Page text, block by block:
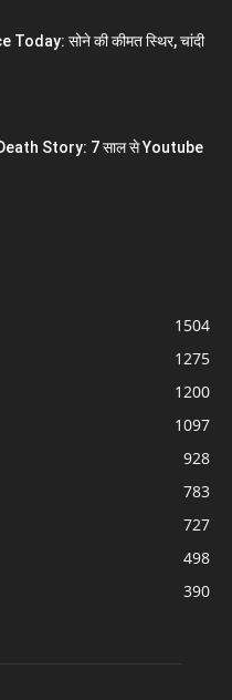
सोने की कीमत स्थिर, चांदी
Story: 7 साल से Youtube
1504
1275
1200
1097
928
783
727
498
390